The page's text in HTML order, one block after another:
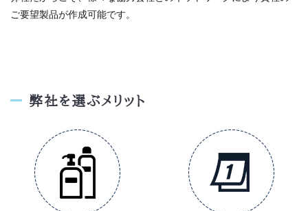
ご要望製品が作成可能です。
弊社を選ぶメリット